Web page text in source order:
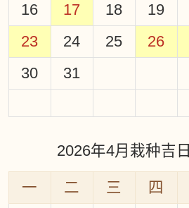
16
17 18 19
23
24 25 26
30
31
2026年4月栽种吉日
一 二 三 四